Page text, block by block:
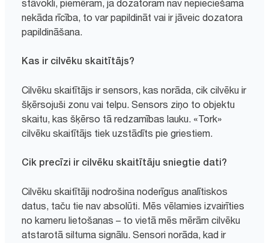
stāvokli, piemēram, ja dozatoram nav nepieciešama
nekāda rīcība, to var papildināt vai ir jāveic dozatora
papildināšana.
Kas ir cilvēku skaitītājs?
Cilvēku skaitītājs ir sensors, kas norāda, cik cilvēku ir
šķērsojuši zonu vai telpu. Sensors ziņo to objektu
skaitu, kas šķērso tā redzamības lauku. «Tork»
cilvēku skaitītājs tiek uzstādīts pie griestiem.
Cik precīzi ir cilvēku skaitītāju sniegtie dati?
Cilvēku skaitītāji nodrošina noderīgus analītiskos
datus, taču tie nav absolūti. Mēs vēlamies izvairīties
no kameru lietošanas – to vietā mēs mērām cilvēku
atstarotā siltuma signālu. Sensori norāda, kad ir